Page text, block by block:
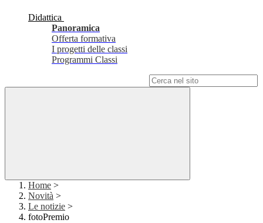
Didattica
Panoramica
Offerta formativa
I progetti delle classi
Programmi Classi
Home >
Novità >
Le notizie >
fotoPremio